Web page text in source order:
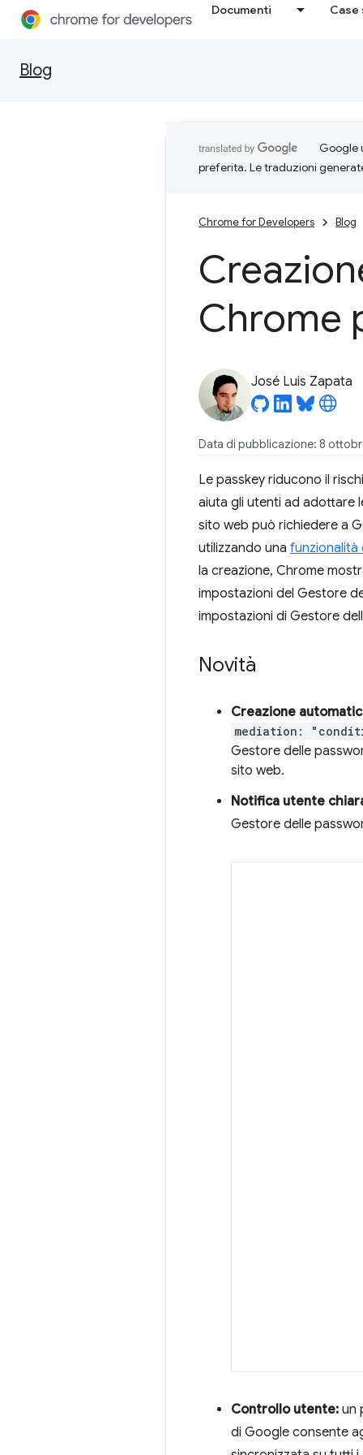
Documenti Case
Blog
Google
preferita. Le traduzioni
Chrome for Developers Blog
Chrome
José Luis Zapata
Data di pubblicazione: 8
Le passkey riducono il
aiuta gli utenti ad adottare
sito web può richiedere a
utilizzando una funzionalità
la creazione, Chrome
impostazioni del Gestore
impostazioni di Gestore
Novità
Creazione
mediation:
Gestore delle
sito web.
Notifica utente
Gestore delle
Controllo utente: un
di Google consente